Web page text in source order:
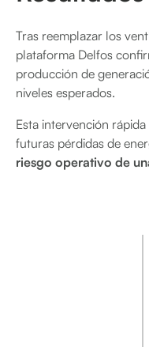
Tras reemplazar los
plataforma Delfos
producción de
niveles esperados.
Esta intervención
futuras pérdidas de
riesgo operativo de